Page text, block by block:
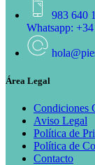
983 640
Whatsapp:
Área Legal
Condiciones
Aviso Legal
Política de
Política de
Contacto